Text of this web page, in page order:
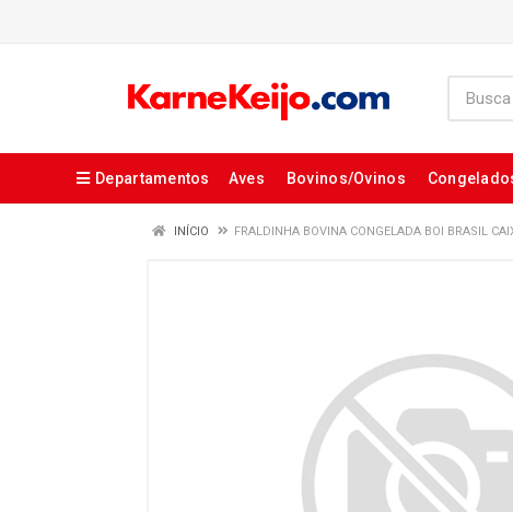
Departamentos Aves Bovinos/Ovinos
INÍCIO FRALDINHA BOVINA CONGELADA BOI BRASIL